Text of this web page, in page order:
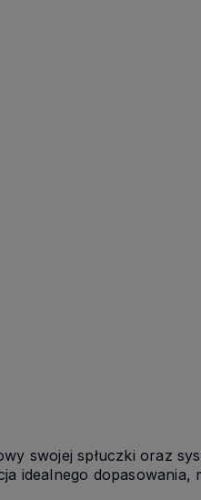
swojej spłuczki oraz
idealnego dopasowania,